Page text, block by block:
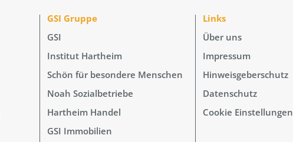
GSI Gruppe
GSI
Institut Hartheim
Schön für besondere Menschen
Noah Sozialbetriebe
Hartheim Handel
GSI Immobilien
Links
Über uns
Impressum
Hinweisgeberschutz
Datenschutz
Cookie Einstellungen